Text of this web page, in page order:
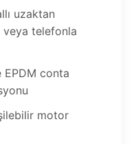
uzaktan
veya telefonla
EPDM conta
motor